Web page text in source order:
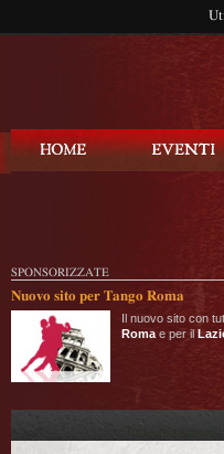
SPONSORIZZATE
Nuovo sito per Tango Roma
Il nuovo sito con
Roma e per il